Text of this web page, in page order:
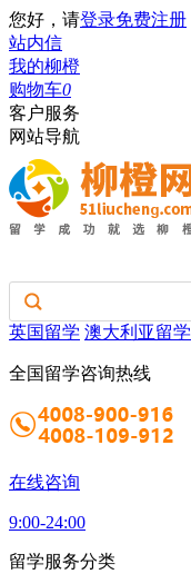
您好，请登录免费注册
站内信
我的柳橙
购物车0
客户服务
网站导航
英国留学 澳大利亚留学
全国留学咨询热线
在线咨询
9:00-24:00
留学服务分类